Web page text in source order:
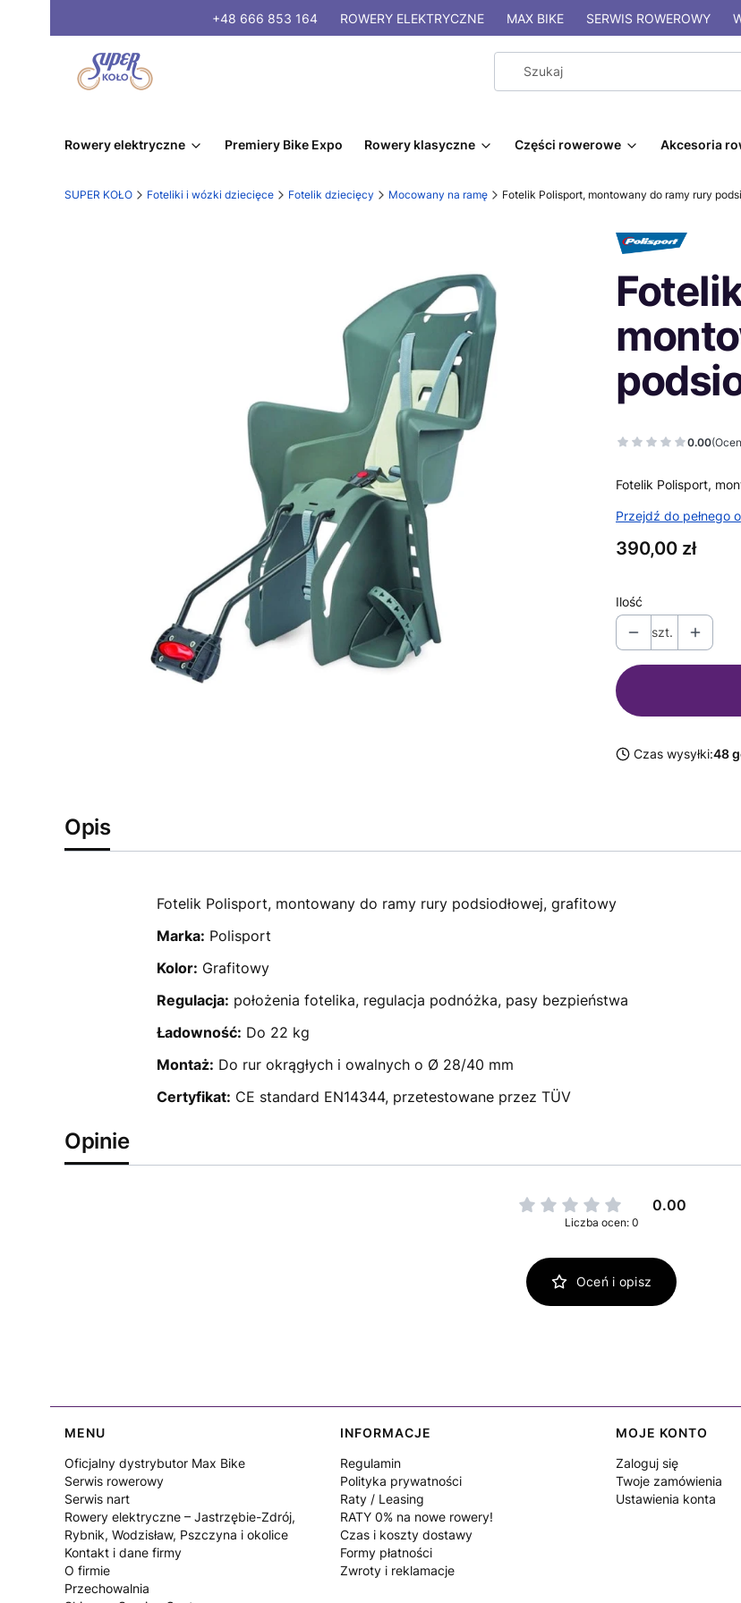
+48 666 853 164 ROWERYELEKTRYCZNE MAX BIKE SERWIS ROWEROWY
Rowery elektryczne Premiery Bike Expo Rowery klasyczne Części rowerowe Akcesoria
SUPER KOŁO Foteliki i wózki dziecięce Fotelik dziecięcy Mocowany na ramę Fotelik Polisport, montowany do ramy rury
0.00
Fotelik Polisport,
Przejdź do pełnego
Cena
390,00 zł
Ilość
szt.
Czas wysyłki:48
Opis
Fotelik Polisport, montowany do ramy rury podsiodłowej, grafitowy
Marka: Polisport
Kolor: Grafitowy
Regulacja: położenia fotelika, regulacja podnóżka, pasy bezpieństwa
Ładowność: Do 22 kg
Montaż: Do rur okrągłych i owalnych o Ø 28/40 mm
Certyfikat: CE standard EN14344, przetestowane przez TÜV
Opinie
0.00
Liczba ocen: 0
Oceń i opisz
Linki w stopce
MENU
Oficjalny dystrybutor Max Bike
Serwis rowerowy
Serwis nart
Rowery elektryczne – Jastrzębie-Zdrój,
Rybnik, Wodzisław, Pszczyna i okolice
Kontakt i dane firmy
O firmie
Przechowalnia
INFORMACJE
Regulamin
Polityka prywatności
Raty / Leasing
RATY 0% na nowe rowery!
Czas i koszty dostawy
Formy płatności
Zwroty i reklamacje
MOJE KONTO
Zaloguj się
Twoje zamówienia
Ustawienia konta